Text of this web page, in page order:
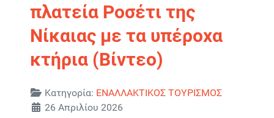
πλατεία Ροσέτι της
Νίκαιας με τα υπέροχα
κτήρια (Βίντεο)
Λεπτομέρειες
Κατηγορία: ΕΝΑΛΛΑΚΤΙΚΟΣ ΤΟΥΡΙΣΜΟΣ
26 Απριλίου 2026